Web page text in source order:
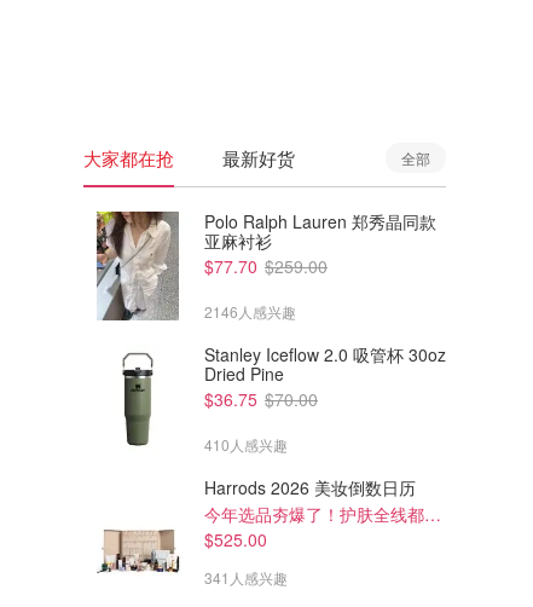
大家都在抢 最新好货 全部
Polo Ralph Lauren 郑秀晶同款
亚麻衬衫
$77.70 $259.00
2146人感兴趣
Stanley Iceflow 2.0 吸管杯 30oz
Dried Pine
$36.75 $70.00
410人感兴趣
Harrods 2026 美妆倒数日历
今年选品夯爆了！护肤全线都很绝
$525.00
341人感兴趣